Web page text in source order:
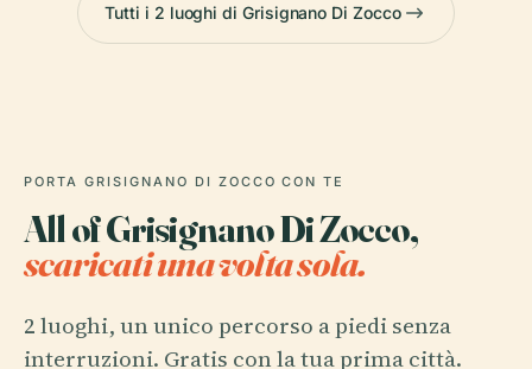
Tutti i 2 luoghi di Grisignano Di Zocco
PORTA GRISIGNANO DI ZOCCO CON TE
All of Grisignano Di Zocco,
scaricati una volta sola.
2 luoghi, un unico percorso a piedi senza
interruzioni. Gratis con la tua prima città.